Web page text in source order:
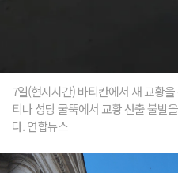
7일(현지시간) 바티칸에서 새 교황
티나 성당 굴뚝에서 교황 선출 불발
다. 연합뉴스